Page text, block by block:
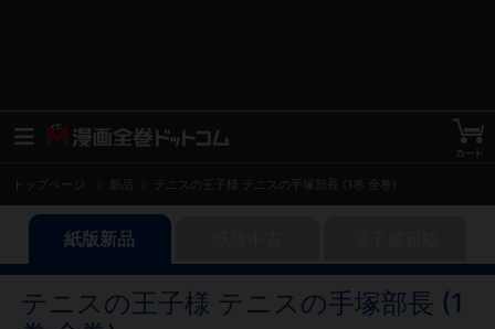
トップページ テニスの王子様 テニスの手塚部長 (1巻 全巻)
紙版新品
テニスの王子様 テニスの手塚部長 (1